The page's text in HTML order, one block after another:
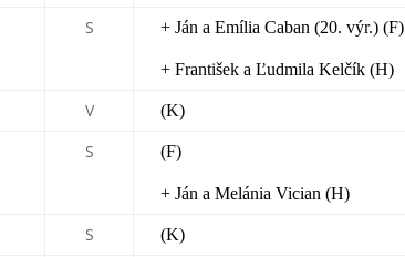
S + Ján a Emília Caban (20. výr.) (F)
+ František a Ľudmila Kelčík (H)
V (K)
S (F)
+ Ján a Melánia Vician (H)
S (K)